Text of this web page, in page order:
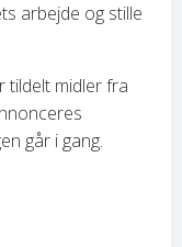
arbejde og stille
tildelt midler fra
går i gang.